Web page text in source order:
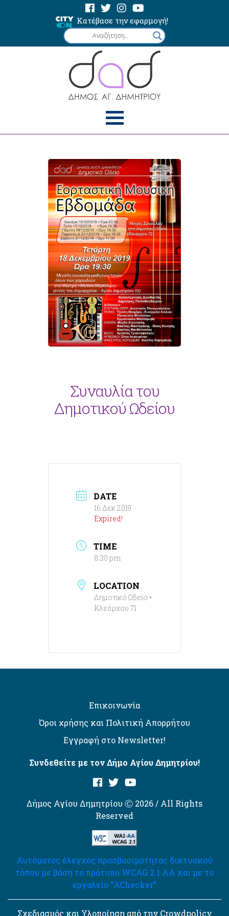
Κατέβασε την εφαρμογή!
Συναυλία του
Δημοτικού Ωδείου
DATE
16 Δεκ 2019
Expired!
TIME
8:30 pm
LOCATION
Δημοτικό Ωδείο •
Κλεάρχου 71
Επικοινωνία
Όροι χρήσης και Πολιτική Απορρήτου
Εγγραφή στο Newsletter!
Συνδεθείτε με τον Δήμο Αγίου Δημητρίου!
Δήμος Αγίου Δημητρίου Ⓒ 2026 / All Rights
Reserved
Αυτόματος έλεγχος προσβασιμότητας δικτυακού
τόπου με βάση το πρότυπο WCAG 2.1 AA και με το
εργαλείο “AChecker”
Σχεδιασμός και Υλοποίηση από την Crowdpolicy